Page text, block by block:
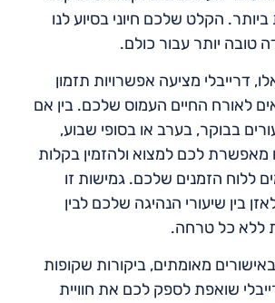
הקלט שלכם חיוני בסיוע לנו
טובה יותר עבור כולם.
דרייבלי מציעה אפשרויות תזמון
לאורח החיים העמוס שלכם. בין אם
בבוקר, בערב או בסופי שבוע,
מאפשרת לכם למצוא ולהזמין בקלות
ללוח הזמנים שלכם. גמישות זו
בין שיעורי הנהיגה שלכם לבין
ללא כל טרחה.
מאומתים, ביקורות שקופות
שואפת לספק לכם את חוויית